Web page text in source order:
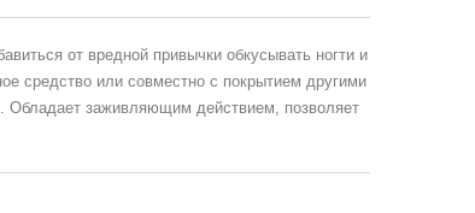
от вредной привычки обкусывать ногти и
средство или совместно с покрытием другими
Обладает заживляющим действием, позволяет